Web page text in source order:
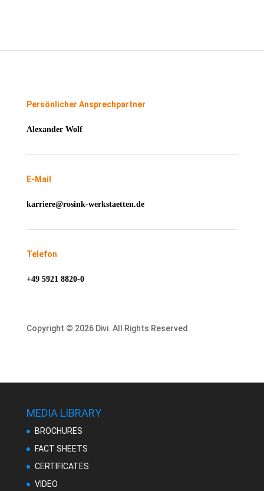
Persönlicher Ansprechpartner
Alexander Wolf
E-Mail
karriere@rosink-werkstaetten.de
Telefon
+49 5921 8820-0
Copyright © 2026 Divi. All Rights Reserved.
MEDIA LIBRARY
BROCHURES
FACT SHEETS
CERTIFICATES
VIDEO